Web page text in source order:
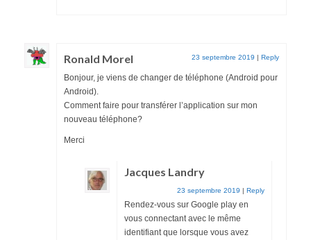
Ronald Morel 23 septembre 2019 | Reply
Bonjour, je viens de changer de téléphone (Android pour
Android).
Comment faire pour transférer l’application sur mon
nouveau téléphone?
Merci
Jacques Landry
23 septembre 2019 | Reply
Rendez-vous sur Google play en
vous connectant avec le même
identifiant que lorsque vous avez